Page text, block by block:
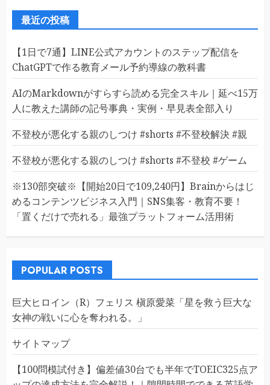
最近の投稿
【1日で7通】LINE公式アカウントのステップ配信を
ChatGPTで作る教育メール予約導線の教科書
AIのMarkdownがすらすら読める完全スキル｜延べ15万
人に教えた講師の記号事典・実例・早見表全部入り
不登校が悪化する親のしつけ #shorts #不登校解決 #親
不登校が悪化する親のしつけ #shorts #不登校 #ゲーム
※130部突破※【開始20日で109,240円】Brainからはじ
めるコンテンツビジネス入門｜SNS集客・教育不要！
「置くだけで売れる」最強プラットフォーム活用術
POPULAR POSTS
巨大ヒロイン（R）フェリス 槇原愛菜「星を救う巨大な
女神の戦いに心を奪われる。」
サイトマップ
【100問模試付き】偏差値30台でも半年でTOEIC325点ア